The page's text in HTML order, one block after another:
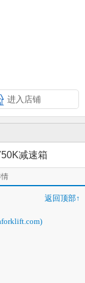
进入店铺
减速箱
情
返回顶部↑